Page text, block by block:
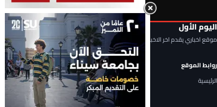
اليوم الأول
موقع اخباري يقدم اخر الاخبار المحلية والعربية والعالمية
روابط الموقع
الرئيسية